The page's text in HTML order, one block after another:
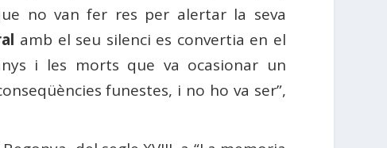
no van fer res per alertar la seva
amb el seu silenci es convertia en el
i les morts que va ocasionar un
funestes, i no ho va ser”,